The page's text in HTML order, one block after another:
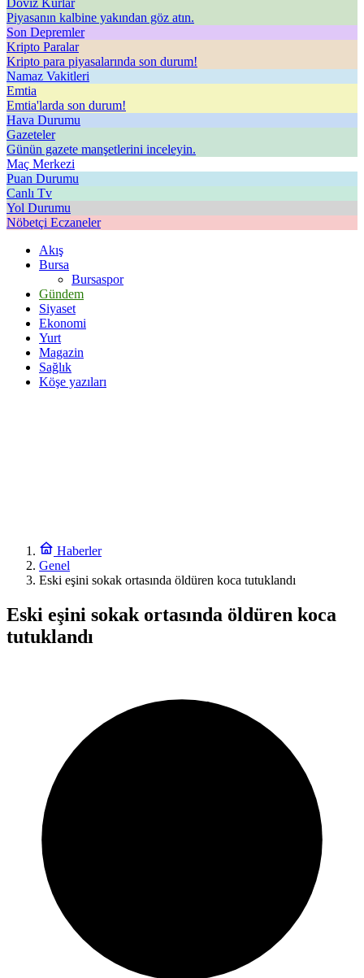
Döviz Kurlar
Piyasanın kalbine yakından göz atın.
Son Depremler
Kripto Paralar
Kripto para piyasalarında son durum!
Namaz Vakitleri
Emtia
Emtia'larda son durum!
Hava Durumu
Gazeteler
Günün gazete manşetlerini inceleyin.
Maç Merkezi
Puan Durumu
Canlı Tv
Yol Durumu
Nöbetçi Eczaneler
Akış
Bursa
Bursaspor
Gündem
Siyaset
Ekonomi
Yurt
Magazin
Sağlık
Köşe yazıları
Haberler
Genel
Eski eşini sokak ortasında öldüren koca tutuklandı
Eski eşini sokak ortasında öldüren koca
tutuklandı